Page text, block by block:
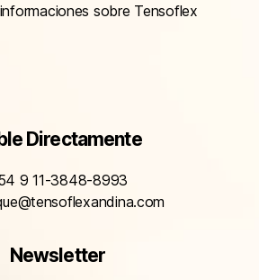
sobre Tensoflex
Directamente
9 11-3848-8993
Newsletter